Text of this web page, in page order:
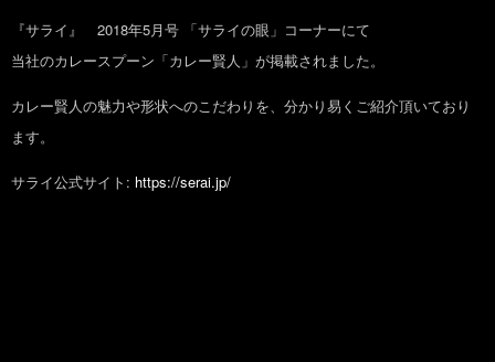
『サライ』 2018年5月号 「サライの眼」コーナーにて
当社のカレースプーン「カレー賢人」が掲載されました。
カレー賢人の魅力や形状へのこだわりを、分かり易くご紹介頂いており
ます。
サライ公式サイト: https://serai.jp/